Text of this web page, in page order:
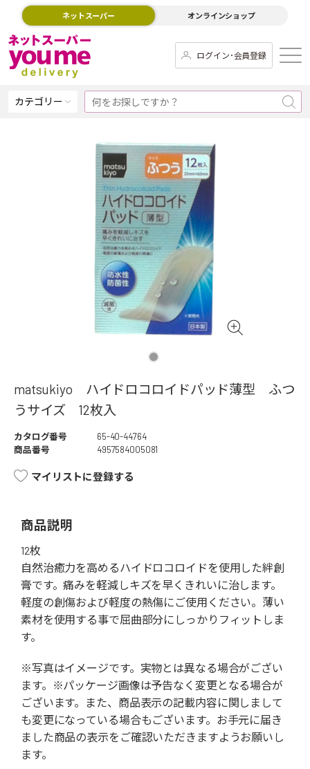
ネットスーパー オンラインショップ
ログイン･会員登録
カテゴリー
matsukiyo ハイドロコロイドパッド薄型 ふつ
うサイズ 12枚入
カタログ番号
65-40-44764
商品番号
4957584005081
マイリストに登録する
商品説明
12枚
自然治癒力を高めるハイドロコロイドを使用した絆創
膏です。痛みを軽減しキズを早くきれいに治します。
軽度の創傷および軽度の熱傷にご使用ください。薄い
素材を使用する事で屈曲部分にしっかりフィットしま
す。
※写真はイメージです。実物とは異なる場合がござい
ます。※パッケージ画像は予告なく変更となる場合が
ございます。また、商品表示の記載内容に関しまして
も変更になっている場合もございます。お手元に届き
ました商品の表示をご確認いただきますようお願いし
ます。